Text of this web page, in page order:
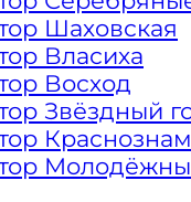
–
аварии,
из
Шаховская
Власиха
Восход
Звёздный